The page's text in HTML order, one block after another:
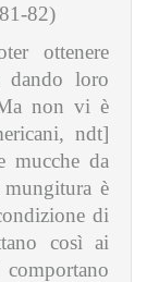
82)
ottenere
dando loro
non vi è
ndt]
mucche da
è
di
così ai